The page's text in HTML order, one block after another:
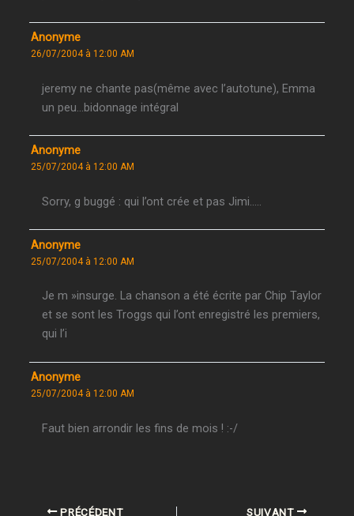
Anonyme
26/07/2004 à 12:00 AM
jeremy ne chante pas(même avec l’autotune), Emma
un peu…bidonnage intégral
Anonyme
25/07/2004 à 12:00 AM
Sorry, g buggé : qui l’ont crée et pas Jimi…..
Anonyme
25/07/2004 à 12:00 AM
Je m »insurge. La chanson a été écrite par Chip Taylor
et se sont les Troggs qui l’ont enregistré les premiers,
qui l’i
Anonyme
25/07/2004 à 12:00 AM
Faut bien arrondir les fins de mois ! :-/
PRÉCÉDENT SUIVANT